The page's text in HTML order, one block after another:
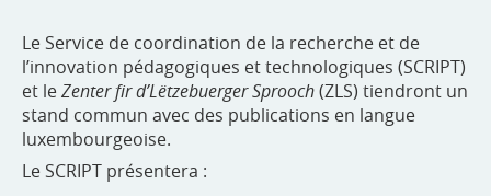
Le Service de coordination de la recherche et de
l’innovation pédagogiques et technologiques (SCRIPT)
et leZenter fir d’Lëtzebuerger Sprooch(ZLS) tiendront un
stand commun avec des publications en langue
luxembourgeoise.
Le SCRIPT présentera :